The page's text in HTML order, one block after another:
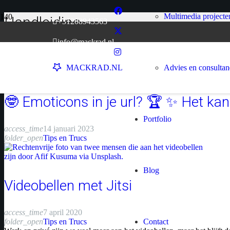
+31208943563
info@mackrad.nl
MACKRAD.NL
Multimedia
Advies en
Portfolio
Blog
Contact
Handleiding
🤓 Emoticons in je url? 🏆 ✨ Het
access_time14 januari 2023
folder_openTips en Trucs
Videobellen met Jitsi
access_time7 april 2020
folder_openTips en Trucs